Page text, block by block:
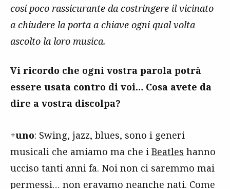
cosi poco rassicurante da costringere il vicinato
a chiudere la porta a chiave ogni qual volta
ascolto la loro musica.
Vi ricordo che ogni vostra parola potrà
essere usata contro di voi… Cosa avete da
dire a vostra discolpa?
+uno: Swing, jazz, blues, sono i generi
musicali che amiamo ma che i Beatles hanno
ucciso tanti anni fa. Noi non ci saremmo mai
permessi… non eravamo neanche nati. Come